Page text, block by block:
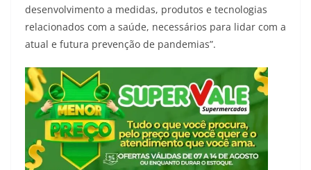
desenvolvimento a medidas, produtos e tecnologias
relacionados com a saúde, necessários para lidar com a
atual e futura prevenção de pandemias”.